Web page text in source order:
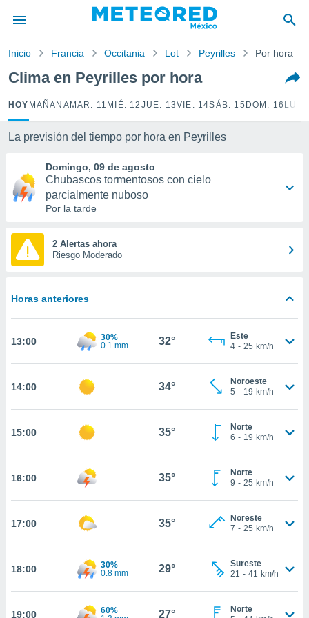
ha sido
la
que se
calidad.
y
digital
basada
seguir
la
todas
nuestros
análisis
así como
en
CONTINUAR
Inicio Francia Occitania Lot Peyrilles Por hora
Clima en Peyrilles por hora
HOY MAÑANA MAR. 11 MIÉ. 12 JUE. 13VIE. 14SÁB. 15 DOM. 16
La previsión del tiempo por hora en Peyrilles
Domingo, 09 de agosto
Chubascos tormentosos con cielo
parcialmente nuboso
Por la tarde
2 Alertas ahora
Riesgo Moderado
Horas anteriores
13:00
30%
0.1 mm
32°
Este
4 - 25 km/h
14:00 34°
Noroeste
5 - 19 km/h
15:00 35°
Norte
6 - 19 km/h
16:00 35°
Norte
9 - 25 km/h
17:00 35°
Noreste
7 - 25 km/h
18:00
30%
0.8 mm
29°
Sureste
21 - 41 km/h
19:00
60%
27°
Norte